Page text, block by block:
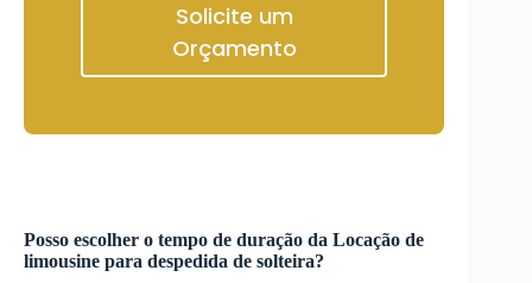
Solicite um
Orçamento
Posso escolher o tempo de duração da Locação de
limousine para despedida de solteira?